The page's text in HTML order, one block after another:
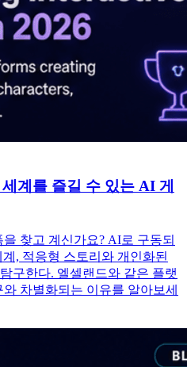
계를 즐길 수 있는 AI 게
찾고 계신가요? AI로 구동되
, 적응형 스토리와 개인화된
구한다. 엘셀랜드와 같은 플랫
차별화되는 이유를 알아보세